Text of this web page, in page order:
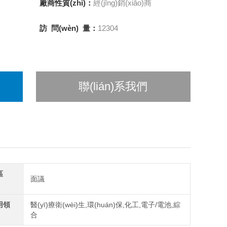
廠商性質(zhì)： 經(jīng)銷(xiāo)商
訪 問(wèn) 量： 12304
聯(lián)系我們
面議
領
醫(yī)療衛(wèi)生,環(huán)保,化工,電子/電池,綜
合